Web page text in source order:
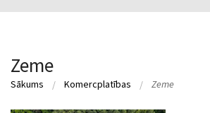
Zeme
Sākums Komercplatības Zeme